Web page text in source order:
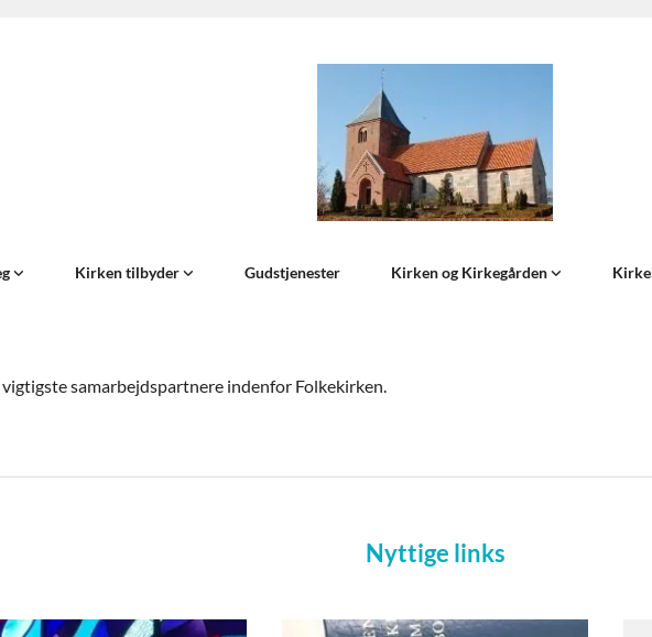
Kirken tilbyder Gudstjenester Kirken og Kirkegården
samarbejdspartnere indenfor Folkekirken.
Nyttige links